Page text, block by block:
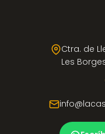
Ctra. de
Les